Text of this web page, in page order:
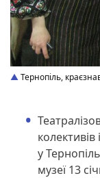
Тернопіль,
у
музеї 13